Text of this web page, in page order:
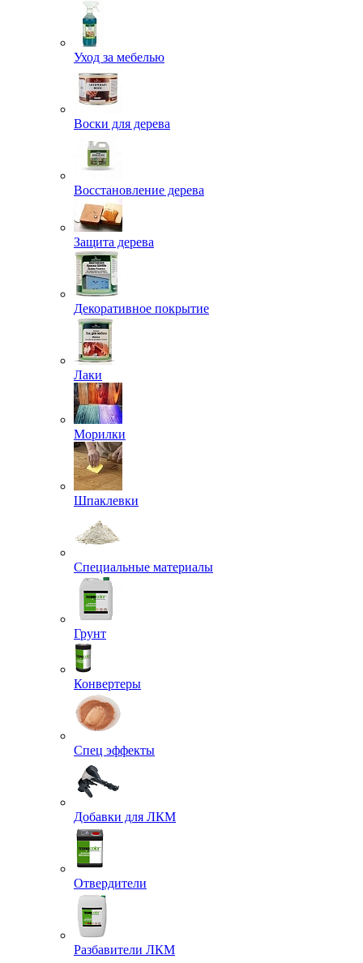
Уход за мебелью
Воски для дерева
Восстановление дерева
Защита дерева
Декоративное покрытие
Лаки
Морилки
Шпаклевки
Специальные материалы
Грунт
Конвертеры
Спец эффекты
Добавки для ЛКМ
Отвердители
Разбавители ЛКМ